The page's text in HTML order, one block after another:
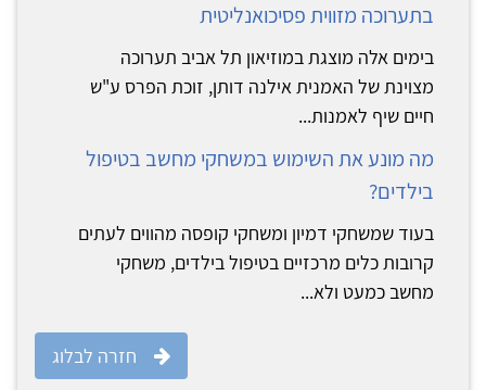
בתערוכה מזווית פסיכואנליטית
בימים אלה מוצגת במוזיאון תל אביב תערוכה
מצוינת של האמנית אילנה דותן, זוכת הפרס ע"ש
חיים שיף לאמנות...
מה מונע את השימוש במשחקי מחשב בטיפול
בילדים?
בעוד שמשחקי דמיון ומשחקי קופסה מהווים לעתים
קרובות כלים מרכזיים בטיפול בילדים, משחקי
מחשב כמעט ולא...
חזרה לבלוג